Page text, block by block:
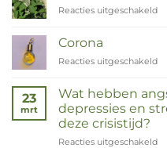
Reacties uitgeschakeld
Corona
Reacties uitgeschakeld
23
mrt
Wat hebben
depressies en
deze crisistijd?
Reacties uitgeschakeld